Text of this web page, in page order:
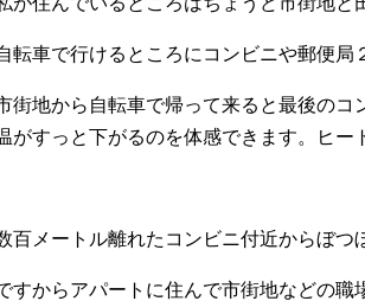
転車で行けるところにコンビニや郵便
街地から自転車で帰って来ると最後の
がすっと下がるのを体感できます。ヒ
百メートル離れたコンビニ付近からぼつ
すからアパートに住んで市街地などの